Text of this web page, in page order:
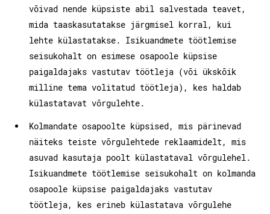
võivad nende küpsiste abil salvestada teavet,
mida taaskasutatakse järgmisel korral, kui
lehte külastatakse. Isikuandmete töötlemise
seisukohalt on esimese osapoole küpsise
paigaldajaks vastutav töötleja (või ükskõik
milline tema volitatud töötleja), kes haldab
külastatavat võrgulehte.
Kolmandate osapoolte küpsised, mis pärinevad
näiteks teiste võrgulehtede reklaamidelt, mis
asuvad kasutaja poolt külastataval võrgulehel.
Isikuandmete töötlemise seisukohalt on kolmanda
osapoole küpsise paigaldajaks vastutav
töötleja, kes erineb külastatava võrgulehe